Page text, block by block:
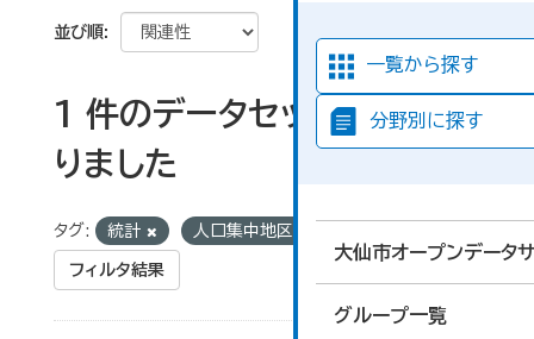
一覧から探す
分野別に探す
大仙市オープンデータ
グループ一覧
並び順
1 件のデータセットが見つか
りました
タグ: 統計 人口集中地区
フィルタ結果